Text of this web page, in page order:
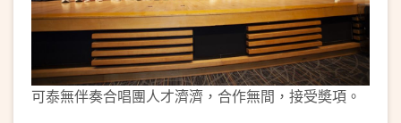
可泰無伴奏合唱團人才濟濟，合作無間，接受奬項。